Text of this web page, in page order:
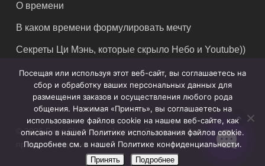
О времени
В каком времени формулировать мечту
Секреты Ци Мэнь, которые скрыло Небо и Youtube))
© 2026 Feng Shui Crazy Journey. Владимир Захаров. Все
права защищены.
Посещая или используя этот веб-сайт, вы соглашаетесь на
сбор и обработку ваших персональных данных для
размещения заказов и осуществления любого рода
общения. Нажимая «Принять», вы соглашаетесь на
использование файлов cookie на нашем веб-сайте, как
описано в нашей Политике использования файлов cookie.
Подробнее см. в нашей Политике конфиденциальности.
Принять Подробнее